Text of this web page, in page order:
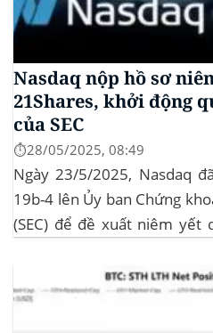
Nasdaq nộp hồ sơ
21Shares, khởi động
của SEC
⏱️28/05/2025, 08:49
Ngày 23/5/2025, Nasdaq
19b-4 lên Ủy ban Chứng
(SEC) để đề xuất niêm yết
trình xem xét chính thức của